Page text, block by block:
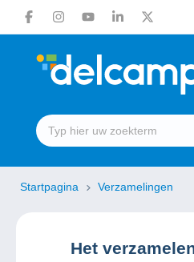
Startpagina Verzamelingen
Het